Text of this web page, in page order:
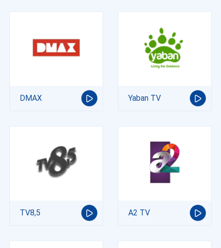
DMAX Yaban TV
TV8,5 A2 TV